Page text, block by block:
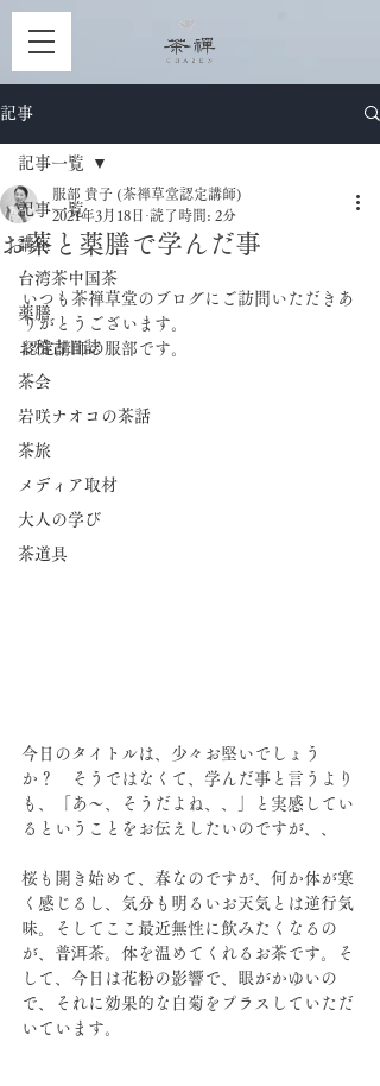
記事
記事一覧
講座
台湾茶中国茶
薬膳
お稽古日誌
茶会
岩咲ナオコの茶話
茶旅
メディア取材
大人の学び
茶道具
記事一覧
お茶と薬膳で学んだ事
服部 貴子 (茶禅草堂認定講師)
2021年3月18日 読了時間: 2分
いつも茶禅草堂のブログにご訪問いただきあ
りがとうございます。
認定講師の服部です。
今日のタイトルは、少々お堅いでしょう
か？　そうではなくて、学んだ事と言うより
も、「あ〜、そうだよね、、」と実感してい
るということをお伝えしたいのですが、、
桜も開き始めて、春なのですが、何か体が寒
く感じるし、気分も明るいお天気とは逆行気
味。そしてここ最近無性に飲みたくなるの
が、普洱茶。体を温めてくれるお茶です。そ
して、今日は花粉の影響で、眼がかゆいの
で、それに効果的な白菊をプラスしていただ
いています。